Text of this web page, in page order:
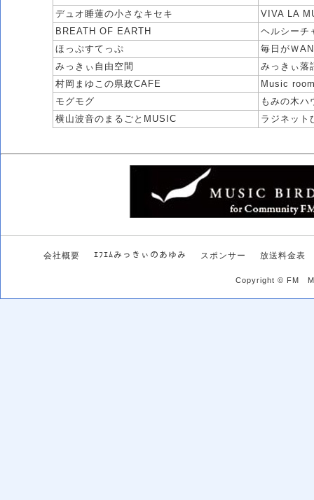
デュオ睡蓮の小さなキセキ
VIVA LA
BREATH OF EARTH
ヘルシーチ
ほっぷすてっぷ
毎日がＷ
みっきぃ自由空間
みっきぃ落
村岡まゆこの県政CAFE
Music
モグモグ
もみの木ハ
横山波音のまるごとMUSIC
ラジネット
会社概要 ｴﾌｴﾑみっきぃのあゆみ スポンサー 放送料金表
Copyright © FM